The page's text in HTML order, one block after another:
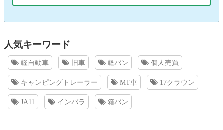
人気キーワード
軽自動車 旧車 軽バン 個人売買
キャンピングトレーラー MT車 17クラウン
JA11 インパラ 箱バン